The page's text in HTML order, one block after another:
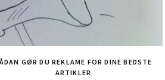
GØR DU REKLAME FOR DINE BEDSTE
ARTIKLER